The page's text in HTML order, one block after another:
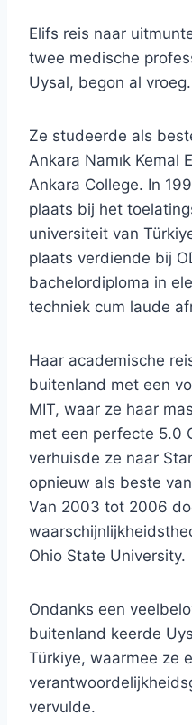
Elifs reis naar
twee medische
Uysal, begon al vroeg.
Ze studeerde als
Ankara Namık Kemal
Ankara College. In
plaats bij het
universiteit van
plaats verdiende bij
bachelordiploma in
techniek cum laude
Haar academische
buitenland met een
MIT, waar ze haar
met een perfecte 5.0
verhuisde ze naar
opnieuw als beste
Van 2003 tot 2006
Ohio State University.
Ondanks een
buitenland keerde
Türkiye, waarmee ze
vervulde.